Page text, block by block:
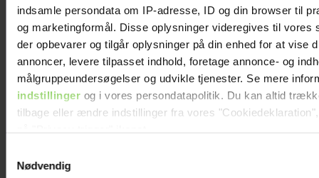
indsamle persondata om IP-adresse, ID og din browser til
og marketingformål. Disse oplysninger videregives til vores
der opbevarer og tilgår oplysninger på din enhed for at vise
annoncer, levere tilpasset indhold, foretage annonce- og
målgruppeundersøgelser og udvikle tjenester. Se mere
indstillingerog i vores persondatapolitik. Du kan altid
tilbage eller ændre indstillinger fra vores
Dine valg anvendes på hele websitet.
Nødvendig
Guldknap-prisen 2026: Her
kan du stemme på din
favorit